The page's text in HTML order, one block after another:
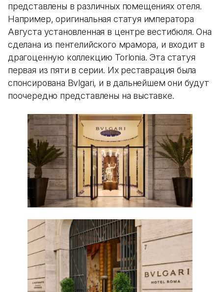
представлены в различных помещениях отеля.
Например, оригинальная статуя императора
Августа установленная в центре вестибюля. Она
сделана из пентелийского мрамора, и входит в
драгоценную коллекцию Torlonia. Эта статуя
первая из пяти в серии. Их реставрация была
спонсирована Bvlgari, и в дальнейшем они будут
поочередно представлены на выставке.